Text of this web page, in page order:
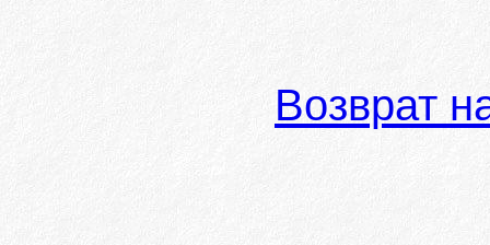
Возврат